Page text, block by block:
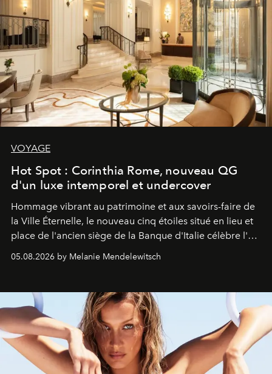
VOYAGE
Hot Spot : Corinthia Rome, nouveau QG
d'un luxe intemporel et undercover
Hommage vibrant au patrimoine et aux savoirs-faire de
la Ville Éternelle, le nouveau cinq étoiles situé en lieu et
place de l'ancien siège de la Banque d'Italie célèbre l'art
05.08.2026 by Melanie Mendelewitsch